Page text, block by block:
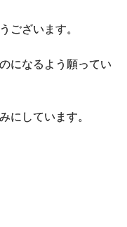
ございます。
になるよう願ってい
にしています。